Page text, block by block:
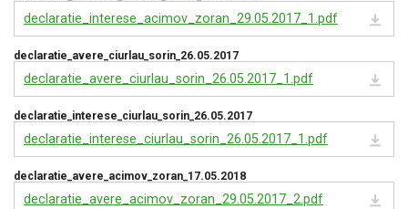
declaratie_interese_acimov_zoran_29.05.2017_1.pdf
declaratie_avere_ciurlau_sorin_26.05.2017
declaratie_avere_ciurlau_sorin_26.05.2017_1.pdf
declaratie_interese_ciurlau_sorin_26.05.2017
declaratie_interese_ciurlau_sorin_26.05.2017_1.pdf
declaratie_avere_acimov_zoran_17.05.2018
declaratie_avere_acimov_zoran_29.05.2017_2.pdf